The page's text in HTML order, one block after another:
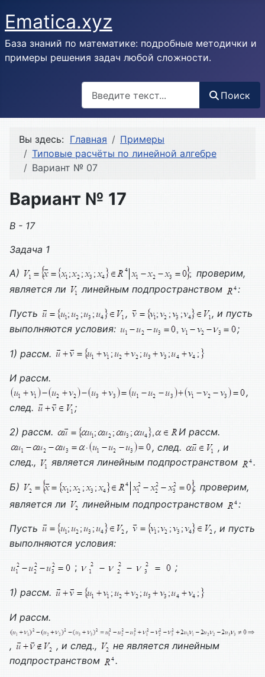
Ematica.xyz
База знаний по математике: подробные методички и
примеры решения задач любой сложности.
Поиск
Вы здесь: Главная
Примеры
Типовые расчёты по линейной алгебре
Вариант № 07
Вариант № 17
В - 17
Задача 1
А)
проверим,
является ли
линейным подпространством :
Пусть ,
, и пусть
выполняются условия:
;
1) рассм.
И рассм.
,
след.
;
2) рассм.
И рассм.
, след.
, и
след.,
является линейным подпространством .
Б)
проверим,
является ли
линейным подпространством :
Пусть ,
, и пусть
выполняются условия:
;
;
1) рассм.
И рассм.
, , и след.,
не является линейным
подпространством
.